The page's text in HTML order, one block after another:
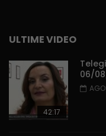
ULTIME VIDEO
42:17
06/